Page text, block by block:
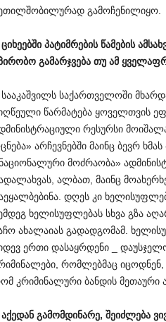
გამოჩენილიყო.
ციხეებში პატიმრების წამების
გამარჯვება თუ ამ
სააკაშვილს საქართველოში
წარმატება ყოველთვის
რესურსი
არჩევნებში მაინც ბევრ
მოძრაობა»
ალბათ, მაინც
დღეს კი
ხელისუფლებას სხვა გზა
ახალაიას გადადგომამ.
ერთი დასაყრდენი _
რომლებმაც იცოდნენ,
კრიმინალური ბანდის მეთაური
აქედან გამომდინარე, შეიძლება